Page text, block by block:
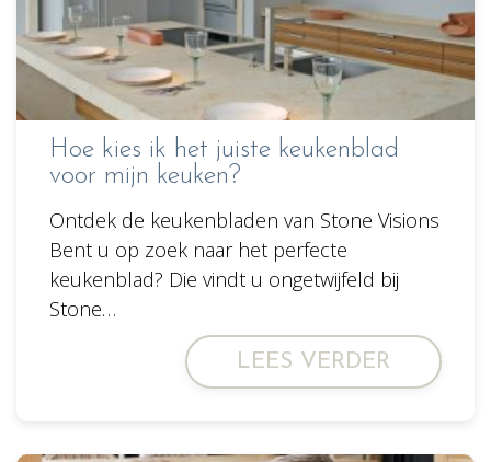
Hoe kies ik het juiste keukenblad
voor mijn keuken?
Ontdek de keukenbladen van Stone Visions
Bent u op zoek naar het perfecte
keukenblad? Die vindt u ongetwijfeld bij
Stone…
LEES VERDER